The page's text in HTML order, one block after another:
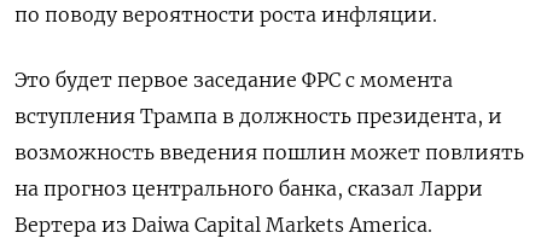
по поводу вероятности роста инфляции.
Это будет первое заседание ФРС с момента
вступления Трампа в должность президента, и
возможность введения пошлин может повлиять
на прогноз центрального банка, сказал Ларри
Вертера из Daiwa Capital Markets America.